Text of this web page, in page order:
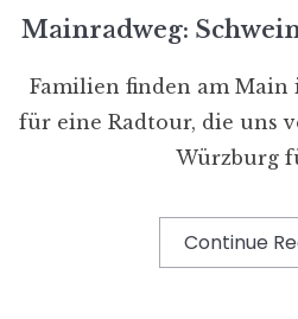
Mainradweg:
Familien finden am Main
für eine Radtour, die uns
Würzburg
Continue